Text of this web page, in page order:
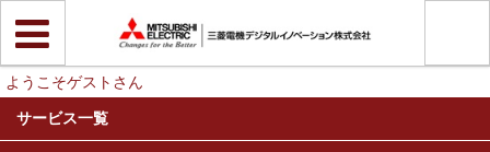
ようこそゲストさん
サービス一覧